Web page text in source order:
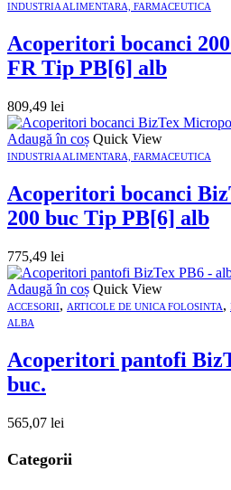
INDUSTRIA ALIMENTARA, FARMACEUTICA
Acoperitori bocanci
FR Tip PB[6] alb
809,49 lei
Adaugă în coș Quick View
INDUSTRIA ALIMENTARA, FARMACEUTICA
Acoperitori bocanci
200 buc Tip PB[6] alb
775,49 lei
Adaugă în coș Quick View
ACCESORII, ARTICOLE DE UNICA FOLOSINTA,
ALBA
Acoperitori pantofi
buc.
565,07 lei
Categorii